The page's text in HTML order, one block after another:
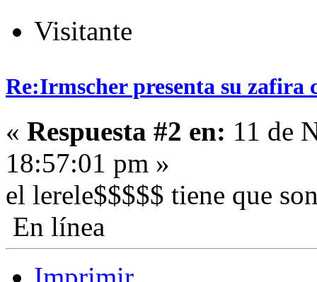
Visitante
Re:Irmscher presenta su zafira
« Respuesta #2 en: 11 de
18:57:01 pm »
el lerele$$$$$ tiene que
En línea